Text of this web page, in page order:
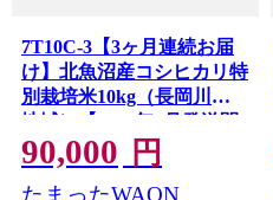
7T10C-3【3ヶ月連続お届
け】北魚沼産コシヒカリ特
別栽培米10kg（長岡川口
地域）【2026年9月発送開
始】
90,000 円
たまったWAON